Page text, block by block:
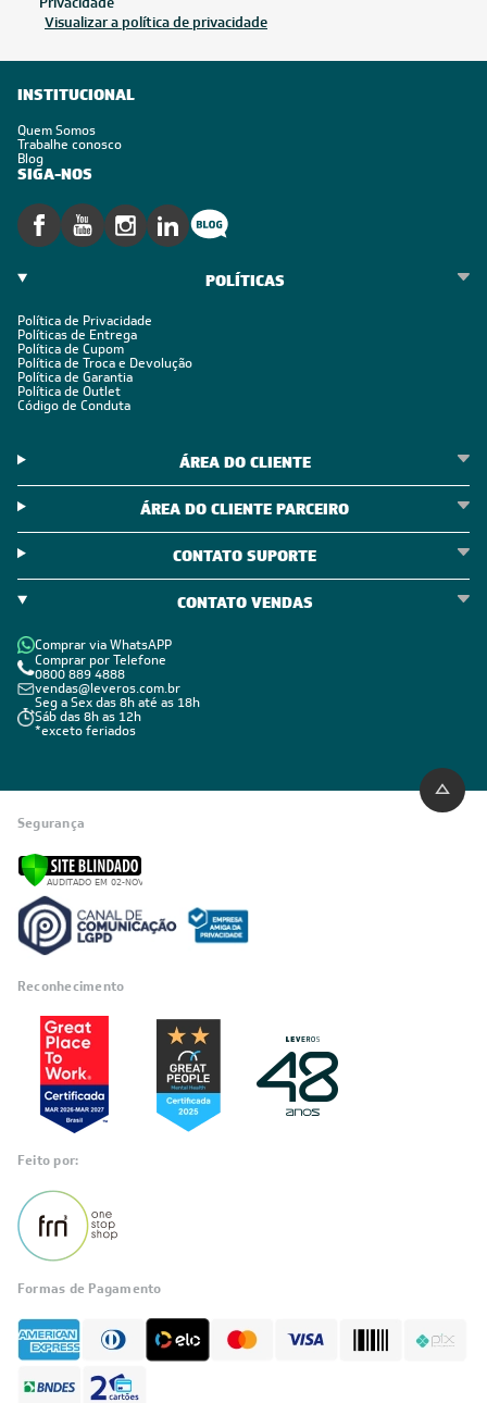
Visualizar a política de privacidade
INSTITUCIONAL
Quem Somos
Trabalhe conosco
Blog
SIGA-NOS
POLÍTICAS
Política de Privacidade
Políticas de Entrega
Política de Cupom
Política de Troca e Devolução
Política de Garantia
Política de Outlet
Código de Conduta
ÁREA DO CLIENTE
ÁREA DO CLIENTE PARCEIRO
CONTATO SUPORTE
CONTATO VENDAS
Comprar via WhatsAPP
Comprar por Telefone
0800 889 4888
vendas@leveros.com.br
Seg a Sex das 8h até as 18h
Sáb das 8h as 12h
*exceto feriados
Segurança
Reconhecimento
Feito por:
Formas de Pagamento
Fale com a LIA